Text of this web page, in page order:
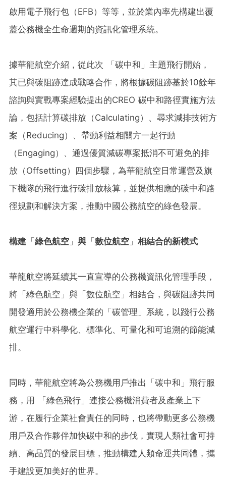
啟用電子飛行包（EFB）等等，並於業內率先構建出覆
蓋公務機全生命週期的資訊化管理系統。
據華龍航空介紹，從此次 「碳中和」主題飛行開始，
其已與碳阻跡達成戰略合作，將根據碳阻跡基於10餘年
諮詢與實戰專案經驗提出的CREO 碳中和路徑實施方法
論，包括計算碳排放（Calculating）、尋求減排技術方
案（Reducing）、帶動利益相關方一起行動
（Engaging）、通過優質減碳專案抵消不可避免的排
放（Offsetting）四個步驟，為華龍航空日常運營及旗
下機隊的飛行進行碳排放核算，並提供相應的碳中和路
徑規劃和解決方案，推動中國公務航空的綠色發展。
構建 「 綠色航空 」 與 「 數位航空 」 相結合的新模式
華龍航空將延續其一直宣導的公務機資訊化管理手段，
將「綠色航空」與「數位航空」相結合，與碳阻跡共同
開發適用於公務機企業的「碳管理」系統，以踐行公務
航空運行中科學化、標準化、可量化和可追溯的節能減
排。
同時，華龍航空將為公務機用戶推出「碳中和」飛行服
務，用 「綠色飛行」連接公務機消費者及產業上下
游，在履行企業社會責任的同時，也將帶動更多公務機
用戶及合作夥伴加快碳中和的步伐，實現人類社會可持
續、高品質的發展目標，推動構建人類命運共同體，攜
手建設更加美好的世界。